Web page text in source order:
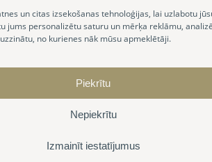
un citas izsekošanas tehnoloģijas, lai uzlabotu
jums personalizētu saturu un mērķa reklāmu,
no kurienes nāk mūsu apmeklētāji.
Piekrītu
Nepiekrītu
Izmainīt iestatījumus